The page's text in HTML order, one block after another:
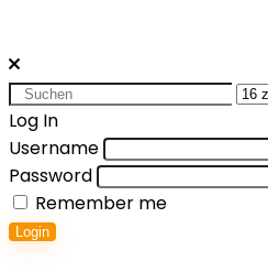
Search
for:
Log In
Username
Password
Remember me
Login